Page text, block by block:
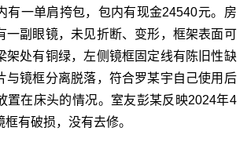
有一单肩挎包，包内有现金24540元。房
一副眼镜，未见折断、变形，框架表面可
架处有铜绿，左侧镜框固定线有陈旧性缺
与镜框分离脱落，符合罗某宇自己使用后
置在床头的情况。室友彭某反映2024年4
有破损，没有去修。